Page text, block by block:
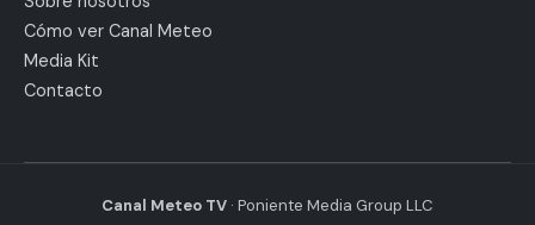
Cómo ver Canal Meteo
Media Kit
Contacto
Canal Meteo TV · Poniente Media Group LLC